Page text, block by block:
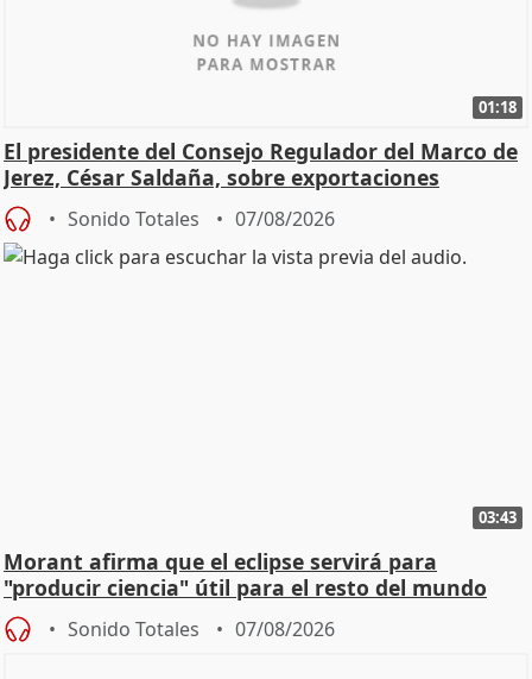
01:18
El presidente del Consejo Regulador del Marco de
Jerez, César Saldaña, sobre exportaciones
Sonido Totales 07/08/2026
03:43
Morant afirma que el eclipse servirá para
"producir ciencia" útil para el resto del mundo
Sonido Totales 07/08/2026